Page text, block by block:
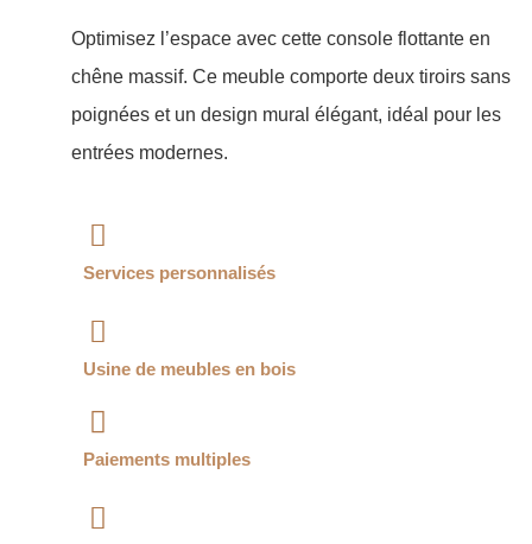
Optimisez l’espace avec cette console flottante en
chêne massif. Ce meuble comporte deux tiroirs sans
poignées et un design mural élégant, idéal pour les
entrées modernes.
Services personnalisés
Usine de meubles en bois
Paiements multiples